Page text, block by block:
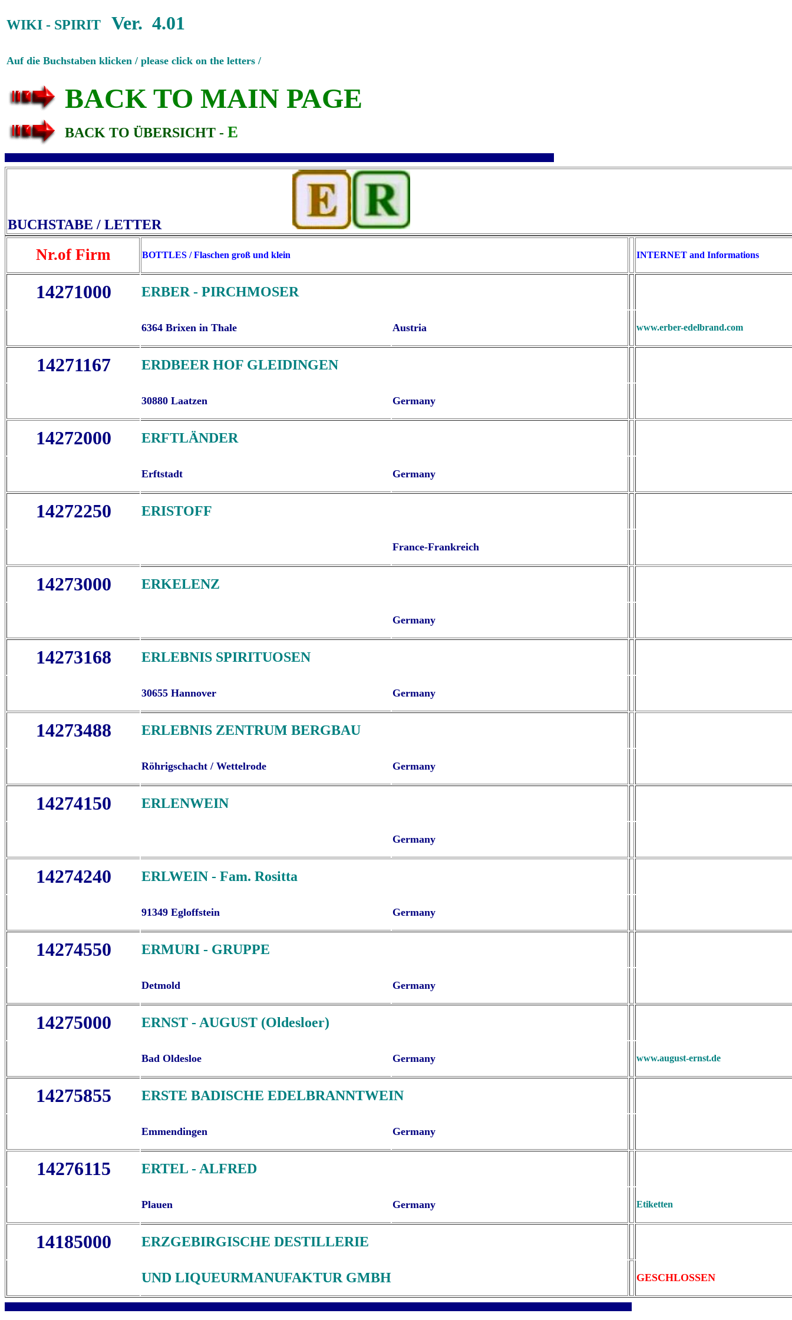
WIKI - SPIRIT Ver. 4.01
Auf die Buchstaben klicken / please click on the letters /
BACK TO MAIN PAGE
BACK TO ÜBERSICHT - E
BUCHSTABE / LETTER
Nr.of Firm BOTTLES / Flaschen groß und klein INTERNET and Informations
14271000 ERBER - PIRCHMOSER
6364 Brixen in Thale Austria www.erber-edelbrand.com
14271167 ERDBEER HOF GLEIDINGEN
30880 Laatzen Germany
14272000 ERFTLÄNDER
Erftstadt Germany
14272250 ERISTOFF
France-Frankreich
14273000 ERKELENZ
Germany
14273168 ERLEBNIS SPIRITUOSEN
30655 Hannover Germany
14273488 ERLEBNIS ZENTRUM BERGBAU
Röhrigschacht / Wettelrode Germany
14274150 ERLENWEIN
Germany
14274240 ERLWEIN - Fam. Rositta
91349 Egloffstein Germany
14274550 ERMURI - GRUPPE
Detmold Germany
14275000 ERNST - AUGUST (Oldesloer)
Bad Oldesloe Germany www.august-ernst.de
14275855 ERSTE BADISCHE EDELBRANNTWEIN
Emmendingen Germany
14276115 ERTEL - ALFRED
Plauen Germany Etiketten
14185000 ERZGEBIRGISCHE DESTILLERIE
UND LIQUEURMANUFAKTUR GMBH GESCHLOSSEN